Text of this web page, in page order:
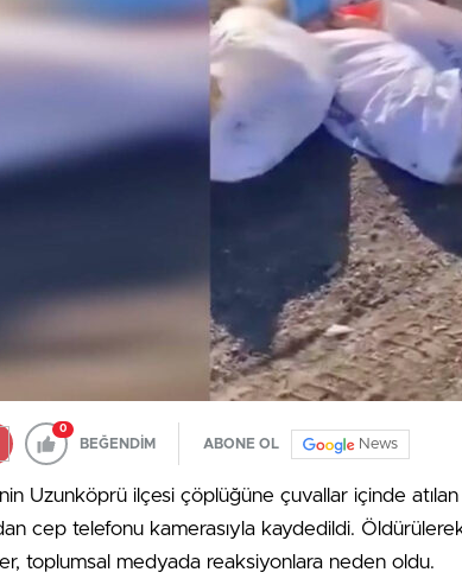
0
BEĞENDİM ABONE OL News
Uzunköprü ilçesi çöplüğüne çuvallar içinde
cep telefonu kamerasıyla kaydedildi.
toplumsal medyada reaksiyonlara neden oldu.